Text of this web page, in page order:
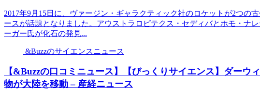
2017年9月15日に、ヴァージン・ギャラクティック社のロケットが2つの
ースが話題となりました。アウストラロピテクス・セディバとホモ・ナ
ーガー氏が化石の発見...
&Buzzのサイエンスニュース
【&Buzzの口コミニュース】【びっくりサイエンス】ダー
物が大陸を移動 – 産経ニュース